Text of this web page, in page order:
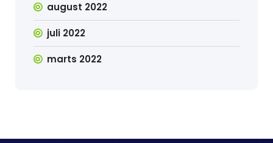
august 2022
juli 2022
marts 2022